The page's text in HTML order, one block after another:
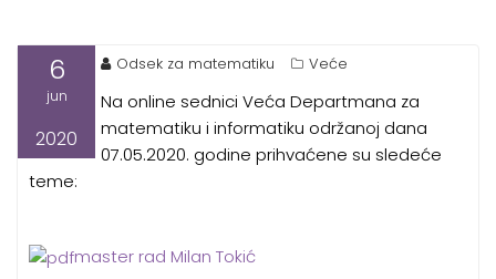
6
jun
2020
Odsek za matematiku Veće
Na online sednici Veća Departmana za
matematiku i informatiku održanoj dana
07.05.2020. godine prihvaćene su sledeće
teme:
master rad Milan Tokić